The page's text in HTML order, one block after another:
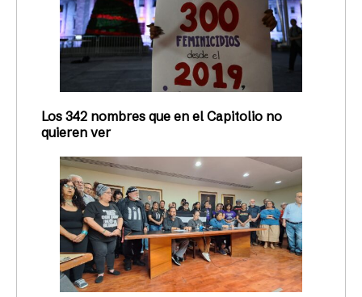
Los 342 nombres que en el Capitolio no
quieren ver